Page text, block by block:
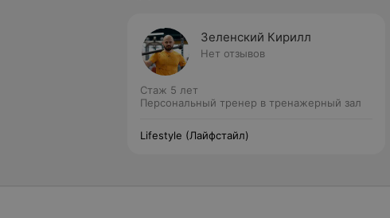
Зеленский Кирилл
Нет отзывов
Стаж 5 лет
Персональный тренер в тренажерный зал
Lifestyle (Лайфстайл)